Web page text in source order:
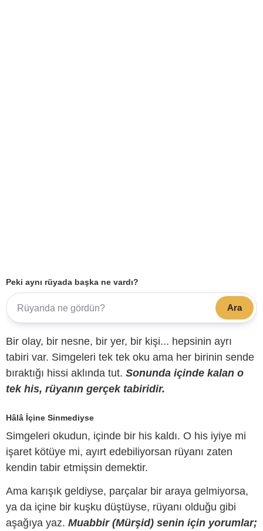
Peki aynı rüyada başka ne vardı?
Ara
Bir olay, bir nesne, bir yer, bir kişi... hepsinin ayrı
tabiri var. Simgeleri tek tek oku ama her birinin sende
bıraktığı hissi aklında tut. Sonunda içinde kalan o
tek his, rüyanın gerçek tabiridir.
Hâlâ İçine Sinmediyse
Simgeleri okudun, içinde bir his kaldı. O his iyiye mi
işaret kötüye mi, ayırt edebiliyorsan rüyanı zaten
kendin tabir etmişsin demektir.
Ama karışık geldiyse, parçalar bir araya gelmiyorsa,
ya da içine bir kuşku düştüyse, rüyanı olduğu gibi
aşağıya yaz. Muabbir (Mürşid) senin için yorumlar;